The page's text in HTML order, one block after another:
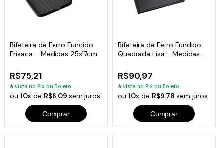
Bifeteira de Ferro Fundido
Frisada - Medidas 25x17cm
R$75,21
à vista no Pix ou Boleto
ou10x de R$8,09sem juros
Comprar
Bifeteira de Ferro Fundido
Quadrada Lisa - Medidas
R$90,97
à vista no Pix ou Boleto
ou 10xde R$9,78 sem juros
Comprar